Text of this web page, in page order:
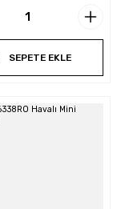
SEPETE EKLE